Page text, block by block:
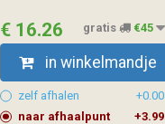
€ 16.26 gratis €45
in winkelmandje
zelf afhalen
+0.00
naar afhaalpunt
+3.99